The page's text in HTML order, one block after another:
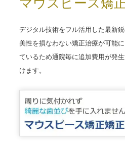
マウスピース矯
デジタル技術をフル活用した最新
美性を損なわない矯正治療が可能
ているため通院毎に追加費用が発
けます。